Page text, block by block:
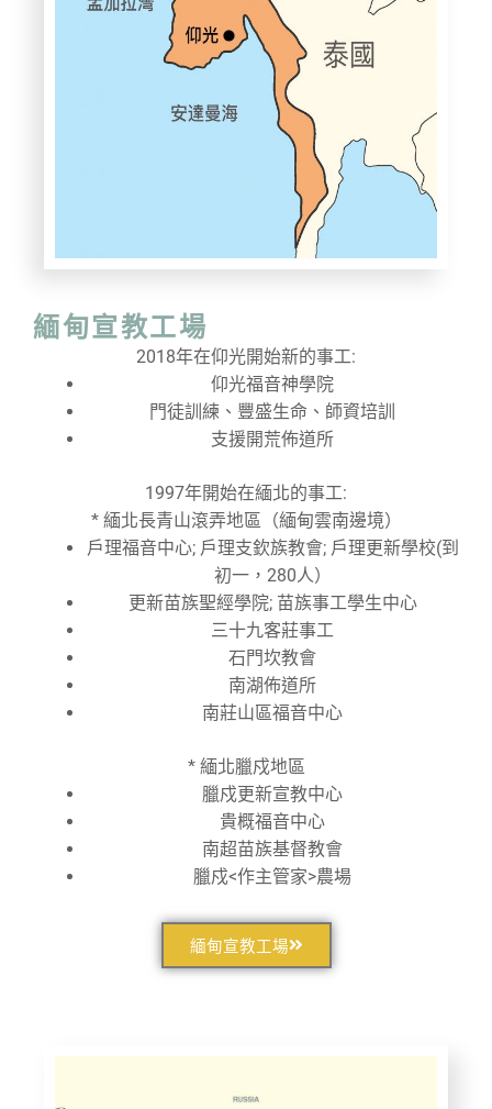
緬甸宣教工場
2018年在仰光開始新的事工:
仰光福音神學院
門徒訓練、豐盛生命、師資培訓
支援開荒佈道所
1997年開始在緬北的事工:
* 緬北長青山滾弄地區（緬甸雲南邊境）
戶理福音中心; 戶理支欽族教會; 戶理更新學校(到
初一，280人）
更新苗族聖經學院; 苗族事工學生中心
三十九客莊事工
石門坎教會
南湖佈道所
南莊山區福音中心
* 緬北臘戍地區
臘戍更新宣教中心
貴概福音中心
南超苗族基督教會
臘戍<作主管家>農場
緬甸宣教工場